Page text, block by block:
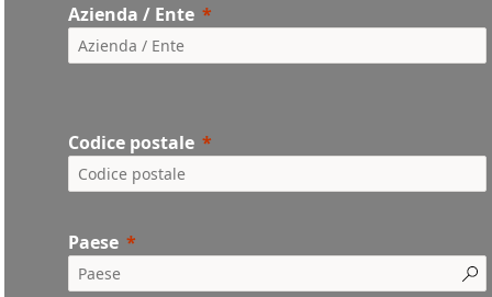
Azienda / Ente
Codice postale
Paese